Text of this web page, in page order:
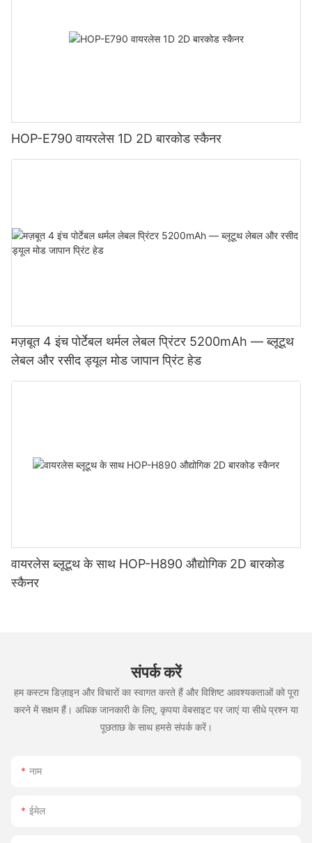
HOP-E790 वायरलेस 1D 2D बारकोड स्कैनर
मज़बूत 4 इंच पोर्टेबल थर्मल लेबल प्रिंटर 5200mAh — ब्लूटूथ
लेबल और रसीद ड्यूल मोड जापान प्रिंट हेड
वायरलेस ब्लूटूथ के साथ HOP-H890 औद्योगिक 2D बारकोड
स्कैनर
संपर्क करें
हम कस्टम डिज़ाइन और विचारों का स्वागत करते हैं और विशिष्ट आवश्यकताओं को पूरा
करने में सक्षम हैं। अधिक जानकारी के लिए, कृपया वेबसाइट पर जाएं या सीधे प्रश्न या
पूछताछ के साथ हमसे संपर्क करें।
नाम
ईमेल